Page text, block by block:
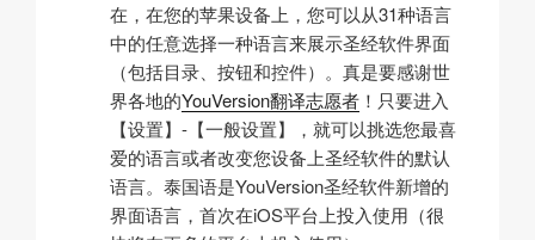
在，在您的苹果设备上，您可以从31种语言
中的任意选择一种语言来展示圣经软件界面
（包括目录、按钮和控件）。真是要感谢世
界各地的YouVersion翻译志愿者 ！只要进入
【设置】-【一般设置】，就可以挑选您最喜
爱的语言或者改变您设备上圣经软件的默认
语言。泰国语是YouVersion圣经软件新增的
界面语言，首次在iOS平台上投入使用（很